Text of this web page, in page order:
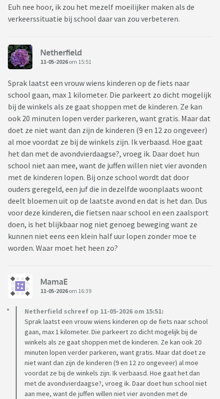
Euh nee hoor, ik zou het mezelf moeilijker maken als de
verkeerssituatie bij school daar van zou verbeteren.
Netherfield
11-05-2026om 15:51
Sprak laatst een vrouw wiens kinderen op de fiets naar
school gaan, max 1 kilometer. Die parkeert zo dicht mogelijk
bij de winkels als ze gaat shoppen met de kinderen. Ze kan
ook 20 minuten lopen verder parkeren, want gratis. Maar dat
doet ze niet want dan zijn de kinderen (9 en 12 zo ongeveer)
al moe voordat ze bij de winkels zijn. Ik verbaasd. Hoe gaat
het dan met de avondvierdaagse?, vroeg ik. Daar doet hun
school niet aan mee, want de juffen willen niet vier avonden
met de kinderen lopen. Bij onze school wordt dat door
ouders geregeld, een juf die in dezelfde woonplaats woont
deelt bloemen uit op de laatste avond en dat is het dan. Dus
voor deze kinderen, die fietsen naar school en een zaalsport
doen, is het blijkbaar nog niet genoeg beweging want ze
kunnen niet eens een klein half uur lopen zonder moe te
worden. Waar moet het heen zo?
MamaE
11-05-2026om 16:39
Netherfield schreef op 11-05-2026 om 15:51:
Sprak laatst een vrouw wiens kinderen op de fiets naar school
gaan, max 1 kilometer. Die parkeert zo dicht mogelijk bij de
winkels als ze gaat shoppen met de kinderen. Ze kan ook 20
minuten lopen verder parkeren, want gratis. Maar dat doet ze
niet want dan zijn de kinderen (9 en 12 zo ongeveer) al moe
voordat ze bij de winkels zijn. Ik verbaasd. Hoe gaat het dan
met de avondvierdaagse?, vroeg ik. Daar doet hun school niet
aan mee, want de juffen willen niet vier avonden met de